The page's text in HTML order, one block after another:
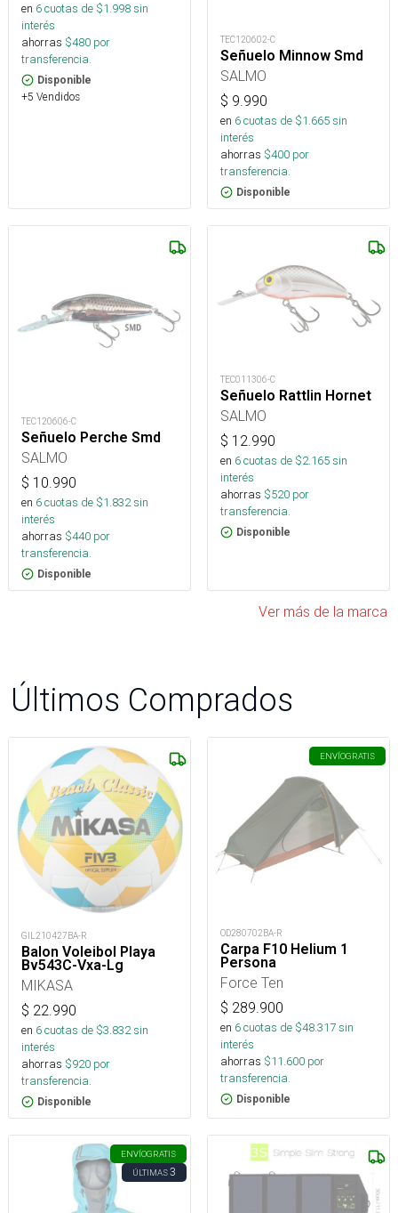
en 6cuotas de $1.998sin
interés
ahorras $480 por
transferencia.
Disponible
+5 Vendidos
TEC120602-C
Señuelo Minnow Smd
SALMO
$ 9.990
en 6cuotas de $1.665sin
interés
ahorras $400 por
transferencia.
Disponible
TEC120606-C
Señuelo Perche Smd
SALMO
$ 10.990
en 6cuotas de $1.832sin
interés
ahorras $440 por
transferencia.
Disponible
TEC011306-C
Señuelo Rattlin Hornet
SALMO
$ 12.990
en 6cuotas de $2.165sin
interés
ahorras $520 por
transferencia.
Disponible
Ver más de la marca
Últimos Comprados
GIL210427BA-R
Balon Voleibol Playa
Bv543C-Vxa-Lg
MIKASA
$ 22.990
en 6cuotas de $3.832sin
interés
ahorras $920 por
transferencia.
Disponible
ENVÍOGRATIS
OD280702BA-R
Carpa F10 Helium 1
Persona
Force Ten
$ 289.900
en 6cuotas de $48.317sin
interés
ahorras $11.600 por
transferencia.
Disponible
ENVÍOGRATIS
ÚLTIMAS3